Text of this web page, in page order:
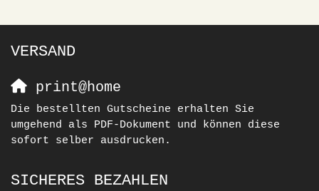
VERSAND
print@home
Die bestellten Gutscheine erhalten Sie
umgehend als PDF-Dokument und können diese
sofort selber ausdrucken.
SICHERES BEZAHLEN